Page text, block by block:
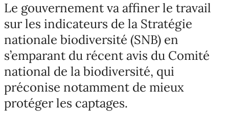
Le gouvernement va affiner le travail
sur les indicateurs de la Stratégie
nationale biodiversité (SNB) en
s’emparant du récent avis du Comité
national de la biodiversité, qui
préconise notamment de mieux
protéger les captages.